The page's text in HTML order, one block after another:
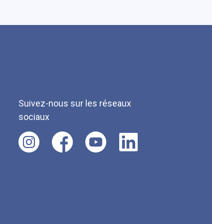
Suivez-nous sur les réseaux
sociaux